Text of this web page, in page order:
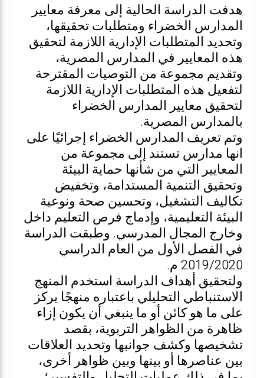
هدفت الدراسة الحالية إلى معرفة معايير
المدارس الخضراء ومتطلبات تحقيقها،
وتحديد المتطلبات الإدارية اللازمة لتحقيق
هذه المعايير في المدارس المصرية،
وتقديم مجموعة من التوصيات المقترحة
لتفعيل هذه المتطلبات الإدارية اللازمة
لتحقيق معايير المدارس الخضراء
بالمدارس المصرية.
وتم تعريف المدارس الخضراء إجرائيًا على
انها مدارس تستند إلى مجموعة من
المعايير التي من شأنها حماية البيئة
وتحقيق التنمية المستدامة، وتخفيض
تكاليف التشغيل، وتحسين صحة ونوعية
البيئة التعليمية، وإدماج فرص التعليم داخل
وخارج المجال المدرسي. وطبقت الدراسة
في الفصل الأول من العام الدراسي
2019/2020 م.
ولتحقيق أهداف الدراسة استخدم المنهج
الاستنباطي التحليلي باعتباره منهجًا يركز
على ما هو كائن أو ما ينبغي أن يكون إزاء
ظاهرة من الظواهر التربوية، بقصد
تشخيصها وكشف جوانبها وتحديد العلاقات
بين عناصرها أو بينها وبين ظواهر أخرى،